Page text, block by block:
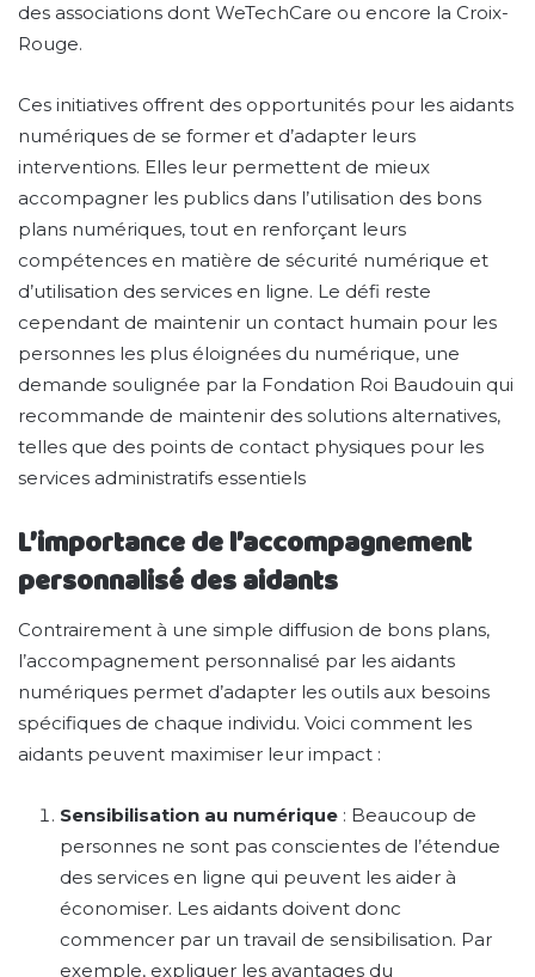
des associations dont WeTechCare ou encore la Croix-
Rouge.
Ces initiatives offrent des opportunités pour les aidants
numériques de se former et d’adapter leurs
interventions. Elles leur permettent de mieux
accompagner les publics dans l’utilisation des bons
plans numériques, tout en renforçant leurs
compétences en matière de sécurité numérique et
d’utilisation des services en ligne. Le défi reste
cependant de maintenir un contact humain pour les
personnes les plus éloignées du numérique, une
demande soulignée par la Fondation Roi Baudouin qui
recommande de maintenir des solutions alternatives,
telles que des points de contact physiques pour les
services administratifs essentiels​
L’importance de l’accompagnement
personnalisé des aidants
Contrairement à une simple diffusion de bons plans,
l’accompagnement personnalisé par les aidants
numériques permet d’adapter les outils aux besoins
spécifiques de chaque individu. Voici comment les
aidants peuvent maximiser leur impact :
Sensibilisation au numérique : Beaucoup de
personnes ne sont pas conscientes de l’étendue
des services en ligne qui peuvent les aider à
économiser. Les aidants doivent donc
commencer par un travail de sensibilisation. Par
exemple, expliquer les avantages du